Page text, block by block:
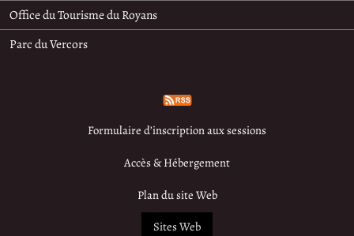
Office du Tourisme du Royans
Parc du Vercors
Formulaire d’inscription aux sessions
Accès & Hébergement
Plan du site Web
Sites Web